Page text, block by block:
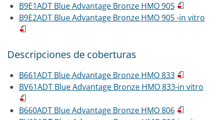
B9E1ADT Blue Advantage Bronze HMO 905
B9E2ADT Blue Advantage Bronze HMO 905 -in vitro
Descripciones de coberturas
B661ADT Blue Advantage Bronze HMO 833
BV61ADT Blue Advantage Bronze HMO 833-in vitro
B660ADT Blue Advantage Bronze HMO 806